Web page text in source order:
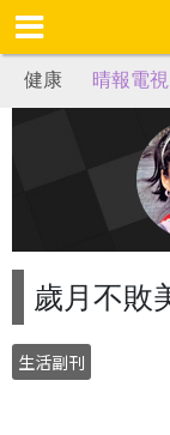
健康 晴報電視
歲月不敗
生活副刊